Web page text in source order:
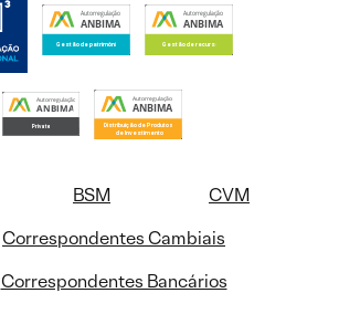
BSM
CVM
Correspondentes Cambiais
Correspondentes Bancários